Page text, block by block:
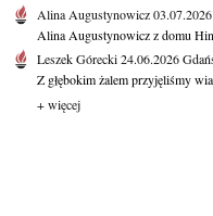
Alina Augustynowicz03.07.2026
Alina Augustynowicz z domu
Leszek Górecki24.06.2026
Z głębokim żalem przyjęliśmy
+ więcej